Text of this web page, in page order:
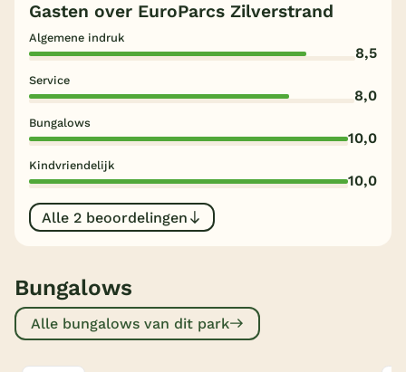
Duitsland
België
Blog
Onze e-boeken
Gasten over EuroParcs Zilverstrand
Algemene indruk
8,5
Service
8,0
Bungalows
10,0
Kindvriendelijk
10,0
Alle 2 beoordelingen
Bungalows
Alle bungalows van dit park